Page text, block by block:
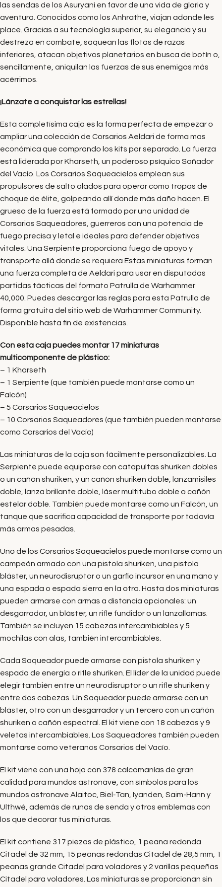
las sendas de los Asuryani en favor de una vida de gloria y
aventura. Conocidos como los Anhrathe, viajan adonde les
place. Gracias a su tecnología superior, su elegancia y su
destreza en combate, saquean las flotas de razas
inferiores, atacan objetivos planetarios en busca de botín o,
sencillamente, aniquilan las fuerzas de sus enemigos más
acérrimos.
¡Lánzate a conquistar las estrellas!
Esta completísima caja es la forma perfecta de empezar o
ampliar una colección de Corsarios Aeldari de forma mas
económica que comprando los kits por separado. La fuerza
está liderada por Kharseth, un poderoso psíquico Soñador
del Vacío. Los Corsarios Saqueacielos emplean sus
propulsores de salto alados para operar como tropas de
choque de élite, golpeando allí donde más daño hacen. El
grueso de la fuerza está formado por una unidad de
Corsarios Saqueadores, guerreros con una potencia de
fuego precisa y letal e ideales para defender objetivos
vitales. Una Serpiente proporciona fuego de apoyo y
transporte allá donde se requiera Estas miniaturas forman
una fuerza completa de Aeldari para usar en disputadas
partidas tácticas del formato Patrulla de Warhammer
40,000. Puedes descargar las reglas para esta Patrulla de
forma gratuita del sitio web de Warhammer Community.
Disponible hasta fin de existencias.
Con esta caja puedes montar 17 miniaturas
multicomponente de plástico:
– 1 Kharseth
– 1 Serpiente (que también puede montarse como un
Falcón)
– 5 Corsarios Saqueacielos
– 10 Corsarios Saqueadores (que también pueden montarse
como Corsarios del Vacío)
Las miniaturas de la caja son fácilmente personalizables. La
Serpiente puede equiparse con catapultas shuriken dobles
o un cañón shuriken, y un cañón shuriken doble, lanzamisiles
doble, lanza brillante doble, láser multitubo doble o cañón
estelar doble. También puede montarse como un Falcón, un
tanque que sacrifica capacidad de transporte por todavía
más armas pesadas.
Uno de los Corsarios Saqueacielos puede montarse como un
campeón armado con una pistola shuriken, una pistola
bláster, un neurodisruptor o un garfio incursor en una mano y
una espada o espada sierra en la otra. Hasta dos miniaturas
pueden armarse con armas a distancia opcionales: un
desgarrador, un bláster, un rifle fundidor o un lanzallamas.
También se incluyen 15 cabezas intercambiables y 5
mochilas con alas, también intercambiables.
Cada Saqueador puede armarse con pistola shuriken y
espada de energía o rifle shuriken. El líder de la unidad puede
elegir también entre un neurodisruptor o un rifle shuriken y
entre dos cabezas. Un Saqueador puede armarse con un
bláster, otro con un desgarrador y un tercero con un cañón
shuriken o cañón espectral. El kit viene con 18 cabezas y 9
veletas intercambiables. Los Saqueadores también pueden
montarse como veteranos Corsarios del Vacío.
El kit viene con una hoja con 378 calcomanías de gran
calidad para mundos astronave, con símbolos para los
mundos astronave Alaitoc, Biel-Tan, Iyanden, Saim-Hann y
Ulthwé, además de runas de senda y otros emblemas con
los que decorar tus miniaturas.
El kit contiene 317 piezas de plástico, 1 peana redonda
Citadel de 32 mm, 15 peanas redondas Citadel de 28,5 mm, 1
peanas grande Citadel para voladores y 2 varillas pequeñas
Citadel para voladores. Las miniaturas se proporcionan sin